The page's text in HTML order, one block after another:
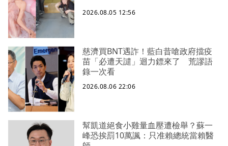
2026.08.05 12:56
慈濟買BNT遇詐！藍白昔嗆政府擋疫
苗「必遭天譴」迴力鏢來了 荒謬語
錄一次看
2026.08.06 22:06
幫凱道絕食小雞量血壓遭檢舉？蘇一
峰恐挨罰10萬諷：只准賴總統當賴醫